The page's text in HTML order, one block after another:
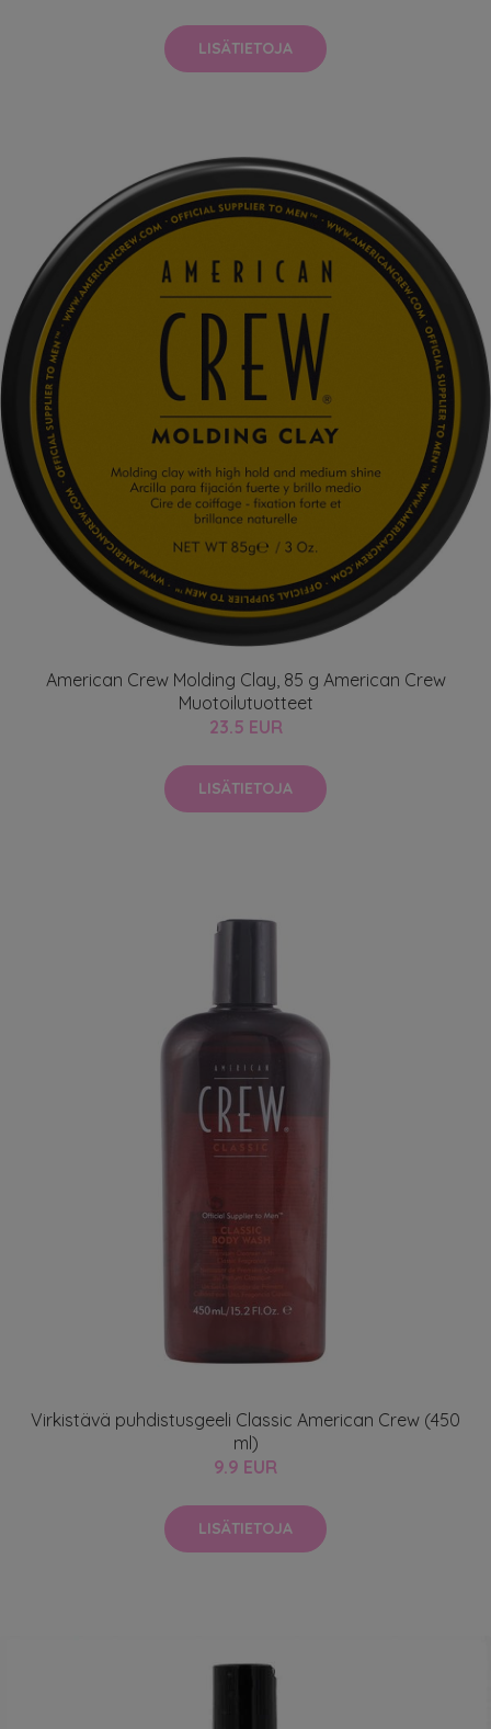
LISÄTIETOJA
American Crew Molding Clay, 85 g American Crew
Muotoilutuotteet
23.5 EUR
LISÄTIETOJA
Virkistävä puhdistusgeeli Classic American Crew (450
ml)
9.9 EUR
LISÄTIETOJA